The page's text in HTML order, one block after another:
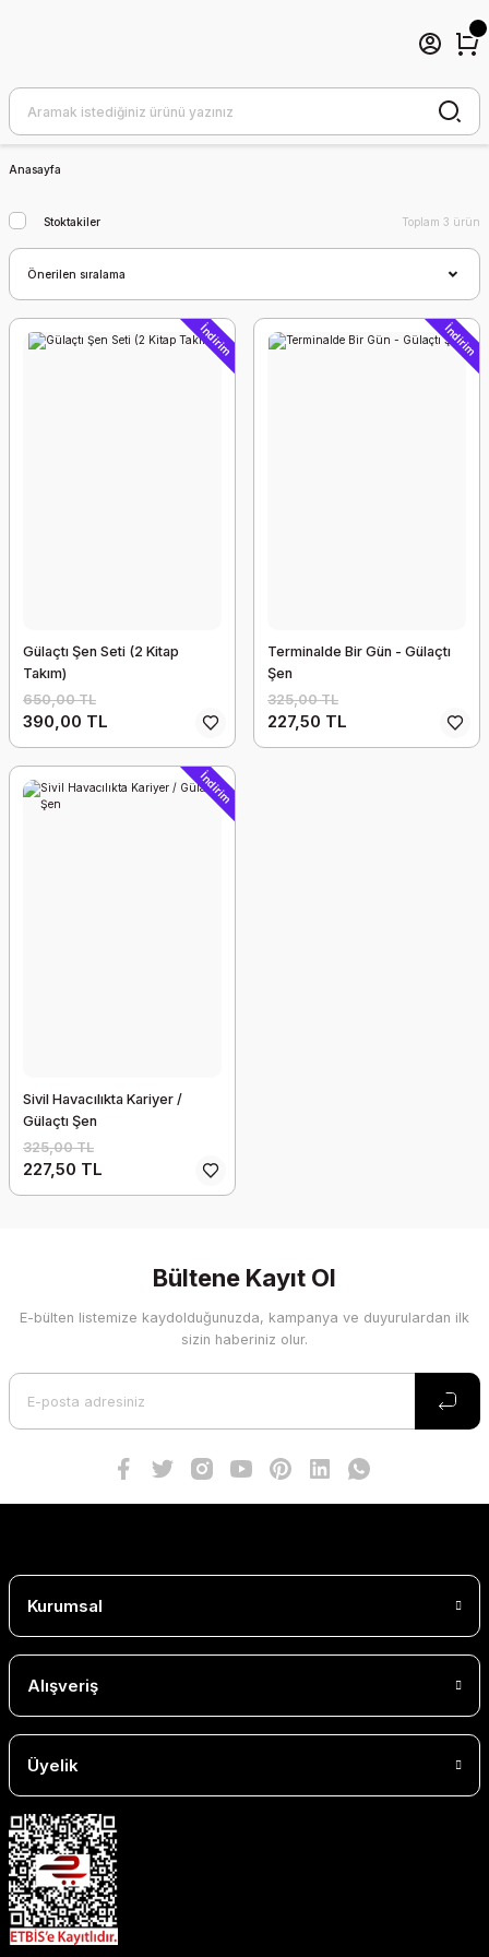
Anasayfa
Stoktakiler Toplam 3 ürün
İndirim
Gülaçtı Şen Seti (2 Kitap
Takım)
650,00 TL
390,00 TL
İndirim
Terminalde Bir Gün - Gülaçtı
Şen
325,00 TL
227,50 TL
İndirim
Sivil Havacılıkta Kariyer /
Gülaçtı Şen
325,00 TL
227,50 TL
Bültene Kayıt Ol
E-bülten listemize kaydolduğunuzda, kampanya ve duyurulardan ilk
sizin haberiniz olur.
Kurumsal
Alışveriş
Üyelik